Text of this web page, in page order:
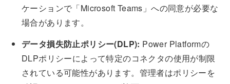
ケーションで「Microsoft Teams」への同意が必要な
場合があります。
データ損失防止ポリシー(DLP): Power Platformの
DLPポリシーによって特定のコネクタの使用が制限
されている可能性があります。管理者はポリシーを